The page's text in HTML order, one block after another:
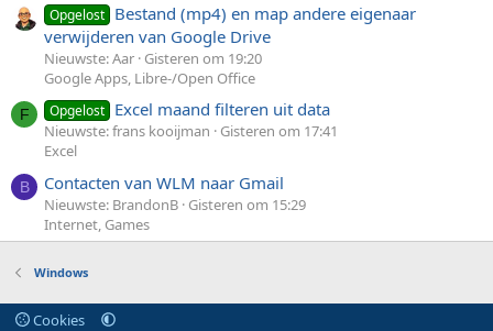
Opgelost Bestand (mp4) en map andere eigenaar
verwijderen van Google Drive
Nieuwste: Aar Gisteren om 19:20
Google Apps, Libre-/Open Office
F Opgelost Excel maand filteren uit data
Nieuwste: frans kooijman
Gisteren om 17:41
Excel
B Contacten van WLM naar Gmail
Nieuwste: BrandonB Gisteren om 15:29
Internet, Games
Windows
Cookies